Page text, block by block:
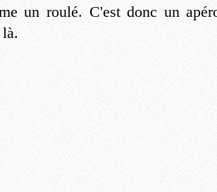
un roulé. C'est donc un